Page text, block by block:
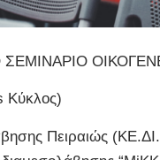
ΣΕΜΙΝΑΡΙΟ
Κύκλος)
Πειραιώς